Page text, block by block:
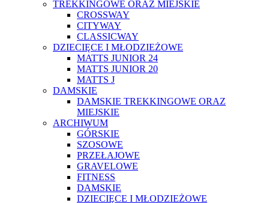
TREKKINGOWE ORAZ MIEJSKIE
CROSSWAY
CITYWAY
CLASSICWAY
DZIECIĘCE I MŁODZIEŻOWE
MATTS JUNIOR 24
MATTS JUNIOR 20
MATTS J
DAMSKIE
DAMSKIE TREKKINGOWE ORAZ
MIEJSKIE
ARCHIWUM
GÓRSKIE
SZOSOWE
PRZEŁAJOWE
GRAVELOWE
FITNESS
DAMSKIE
DZIECIĘCE I MŁODZIEŻOWE